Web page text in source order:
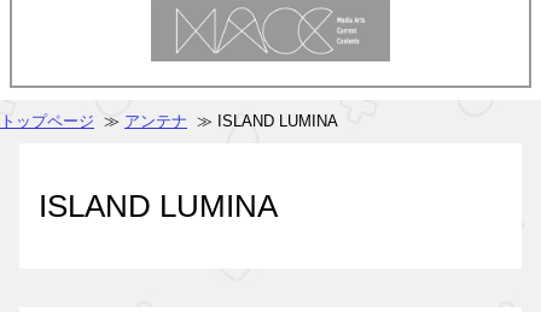
トップページ ≫ アンテナ ≫ ISLAND LUMINA
ISLAND LUMINA